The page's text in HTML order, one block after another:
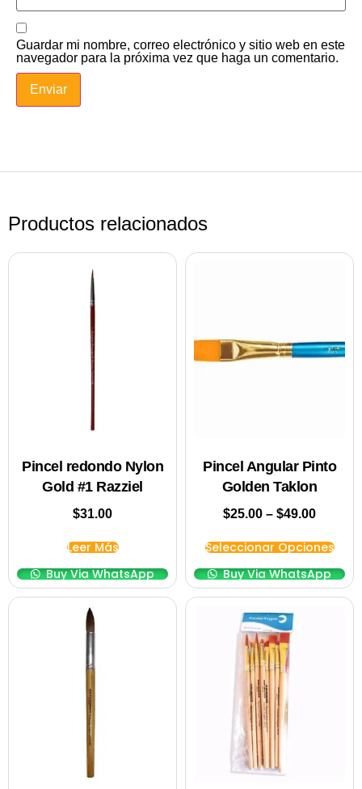
Guardar mi nombre, correo electrónico y sitio web en este
navegador para la próxima vez que haga un comentario.
Productos relacionados
Pincel redondo Nylon
Gold #1 Razziel
$31.00
Leer Más
Buy Via WhatsApp
Pincel Angular Pinto
Golden Taklon
$25.00 – $49.00
Seleccionar Opciones
Buy Via WhatsApp